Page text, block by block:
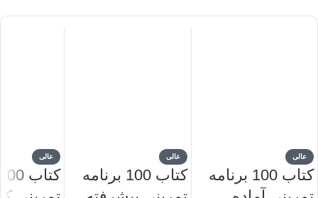
عالی
کتاب 100 برنامه
عالی
کتاب 100 برنامه
عالی